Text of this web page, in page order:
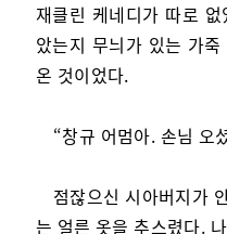
재클린 케네디가 따로
았는지 무늬가 있는 가
온 것이었다.
“창규 어멈아. 손님 오
점잖으신 시아버지가
는 얼른 옷을 추스렸다.